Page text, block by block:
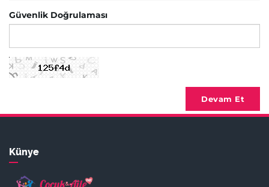
Güvenlik Doğrulaması
Devam Et
Künye